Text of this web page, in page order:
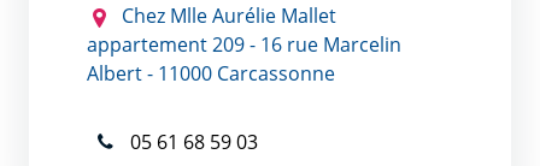
Chez Mlle Aurélie Mallet
appartement 209 - 16 rue Marcelin
Albert - 11000 Carcassonne
05 61 68 59 03